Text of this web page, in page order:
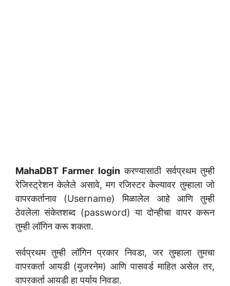
MahaDBT Farmer loginकरण्यासाठी सर्वप्रथम तुम्ही
रेजिस्ट्रेशन केलेले असावे, मग रजिस्टर केल्यावर तुम्हाला जो
वापरकर्तानाव (Username) मिळालेल आहे आणि तुम्ही
ठेवलेला संकेतशब्द (password) या दोन्हीचा वापर करून
तुम्ही लॉगिन करू शकता.
सर्वप्रथम तुम्ही लॉगिन प्रकार निवडा, जर तुम्हाला तुमचा
वापरकर्ता आयडी (युजरनेम) आणि पासवर्ड माहित असेल तर,
वापरकर्ता आयडी हा पर्याय निवडा.